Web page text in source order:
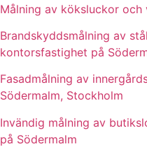
Målning av köksluckor
Brandskyddsmålning av
kontorsfastighet på
Fasadmålning av
Södermalm, Stockholm
Invändig målning av
på Södermalm